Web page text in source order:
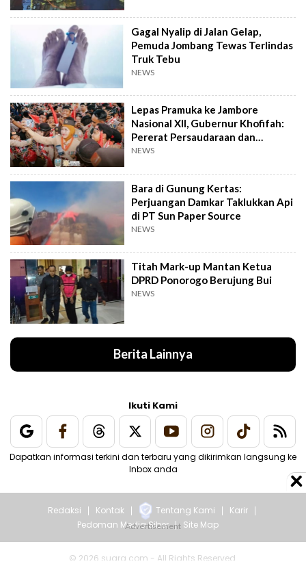
Gagal Nyalip di Jalan Gelap,
Pemuda Jombang Tewas Terlindas
Truk Tebu
NEWS
Lepas Pramuka ke Jambore
Nasional XII, Gubernur Khofifah:
Pererat Persaudaraan dan
Semangat Nasional
NEWS
Bara di Gunung Kertas:
Perjuangan Damkar Taklukkan Api
di PT Sun Paper Source
NEWS
Titah Mark-up Mantan Ketua
DPRD Ponorogo Berujung Bui
NEWS
Berita Lainnya
Ikuti Kami
Dapatkan informasi terkini dan terbaru yang dikirimkan langsung ke
Inbox anda
Redaksi Kontak Tentang Kami
Karir
Pedoman Media Siber
Site Map
© 2026 suara.com - All Rights Reserved.